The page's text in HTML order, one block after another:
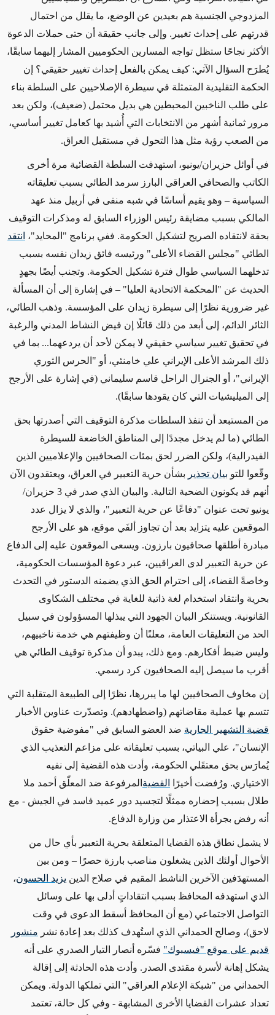
المزدوجي الجنسية هم بعيدين عن الوضع، ما يقلل من احتمال
قدرتهم على إحداث تغيير. وإلى جانب حقيقة أن حتى حملات الدعوة
الأكثر نجاحًا ستظل تواجه المسارين الحكوميين المشار إليهما سابقًا،
يُطرَح السؤال الآتي: كيف يمكن بالفعل إحداث تغيير حقيقي؟ إن
الحكمة التقليدية المتمثلة في سيطرة الإصلاحيين على السلطة بناء
على طلب الناخبين المحبطين هي بديل محتمل (ضعيف)، ولكن بعد
مرور ثمانية أشهر من الانتخابات التي أُشيد بها كعامل تغيير أساسي،
من الصعب رؤية مثل هذا التحول في مستقبل العراق.
في أوائل حزيران/يونيو، استهدفت السلطة القضائية مرة أخرى
الكاتب والصحافي العراقي البارز سرمد الطائي بسبب تعليقاته
السياسية – وهو يقيم أساسًا في شبه منفى في أربيل منذ عهد
المالكي بسبب مضايقة رئيس الوزراء السابق له ومذكرات التوقيف
بحقة لانتقاده الصريح لتشكيل الحكومة. ففي برنامج "المحايد"،انتقد
الطائي "مجلس القضاء الأعلى" ورئيسه فائق زيدان نفسه بسبب
تدخلهما السياسي طوال فترة تشكيل الحكومة. وتجنب أيضًا بجهدٍ
الحديث عن "المحكمة الاتحادية العليا" – في إشارة إلى أن المسألة
غير ضرورية نظرًا إلى سيطرة زيدان على المؤسسة. وذهب الطائي،
الثائر الدائم، إلى أبعد من ذلك قائلًا إن فيض النشاط المدني والرغبة
في تحقيق تغيير سياسي حقيقي لا يمكن لأحد أن يردعهما... بما في
ذلك المرشد الأعلى الإيراني علي خامنئي، أو "الحرس الثوري
الإيراني"، أوالجنرال الراحل قاسم سليماني (في إشارة على الأرجح
إلى الميليشيات التي كان يقودها سابقًا).
من المستبعد أن تنفذ السلطات مذكرة التوقيف التي أصدرتها بحق
الطائي (ما لم يدخل مجددًا إلى المناطق الخاضعة للسيطرة
الفيدرالية)، ولكن الضرر لحق بمئات الصحافيين والإعلاميين الذين
وقّعوا للتوبيان تحذيربشأن حرية التعبير في العراق، ويعتقدون الآن
أنهم قد يكونون الضحية التالية. والبيان الذي صدر في 3 حزيران/
يونيو تحت عنوان "دفاعًا عن حرية التعبير"، والذي لا يزال عدد
الموقعين عليه يتزايد بعد أن تجاوز ألفَي موقع، هو على الأرجح
مبادرة أطلقها صحافيون بارزون. ويسعى الموقعون عليه إلى الدفاع
عن حرية التعبير لدى العراقيين، عبر دعوة المؤسسات الحكومية،
وخاصةً القضاء، إلى احترام الحق الذي يضمنه الدستور في التحدث
بحرية وانتقاد استخدام لغة ذاتية للغاية في مختلف الشكاوى
القانونية. ويستنكر البيان الجهود التي يبذلها المسؤولون في سبيل
الحد من التعليقات العامة، معلنًا أن وظيفتهم هي خدمة ناخبيهم،
وليس ضبط أفكارهم. ومع ذلك، يبدو أن مذكرة توقيف الطائي هي
أقرب ما سيصل إليه الصحافيون كرد رسمي.
إن مخاوف الصحافيين لها ما يبررها، نظرًا إلى الطبيعة المتقلبة التي
تتسم بها عملية مقاضاتهم (واضطهادهم). وتصدّرت عناوين الأخبار
قضية التشهير الجاريةضد العضو السابق في "مفوضية حقوق
الإنسان"، علي البياتي، بسبب تعليقاته على مزاعم التعذيب الذي
يُمارَس بحق معتقَلي الحكومة، وأدت هذه القضية إلى نفيه
الاختياري. ورُفضت أخيرًا القضيةالمرفوعة ضد المعلّق أحمد ملا
طلال بسبب إحضاره ممثلًا لتجسيد دور عميد فاسد في الجيش - مع
أنه رفض بجرأة الاعتذار من وزارة الدفاع.
لا يشمل نطاق هذه القضايا المتعلقة بحرية التعبير بأي حال من
الأحوال أولئك الذين يشغلون مناصب بارزة حصرًا – ومن بين
المستهدَفين الآخرين الناشط المقيم في صلاح الدينيزيد الحسون،
الذي استهدفه المحافظ بسبب انتقاداتٍ أدلى بها على وسائل
التواصل الاجتماعي (مع أن المحافظ أسقط الدعوى في وقت
لاحق)، وصالح الحمداني الذي استُهدف كذلك بعد إعادة نشرمنشور
قديم على موقع "فيسبوك"فسّره أنصار التيار الصدري على أنه
يشكل إهانة لأسرة مقتدى الصدر. وأدت هذه الحادثة إلى إقالة
الحمداني من "شبكة الإعلام العراقي" التي تملكها الدولة. ويمكن
تعداد عشرات القضايا الأخرى المشابهة - وفي كل حالة، تعتمد